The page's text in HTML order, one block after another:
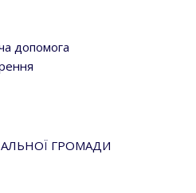
допомога
ГРОМАДИ